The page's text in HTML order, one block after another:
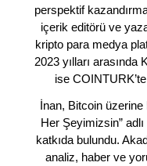
perspektif
içerik editörü ve
kripto para medya
2023 yılları arasında
ise
İnan, Bitcoin üzerine
Her Şeyimizsin”
katkıda bulundu.
analiz, haber ve